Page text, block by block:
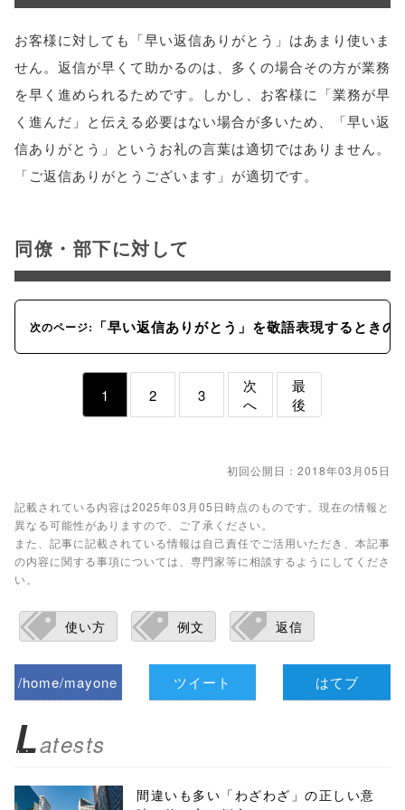
お客様に対しても「早い返信ありがとう」はあまり使いま
せん。返信が早くて助かるのは、多くの場合その方が業務
を早く進められるためです。しかし、お客様に「業務が早
く進んだ」と伝える必要はない場合が多いため、「早い返
信ありがとう」というお礼の言葉は適切ではありません。
「ご返信ありがとうございます」が適切です。
同僚・部下に対して
次のページ: 「早い返信ありがとう」を敬語表現するときの
1 2 3
次
へ
最
後
初回公開日：2018年03月05日
記載されている内容は2025年03月05日時点のものです。現在の情報と
異なる可能性がありますので、ご了承ください。
また、記事に記載されている情報は自己責任でご活用いただき、本記事
の内容に関する事項については、専門家等に相談するようにしてくださ
い。
使い方 例文 返信
/home/mayone
biz.jp/public_ht
ml/wp-
ツイート はてブ
Latests
間違いも多い「わざわざ」の正しい意